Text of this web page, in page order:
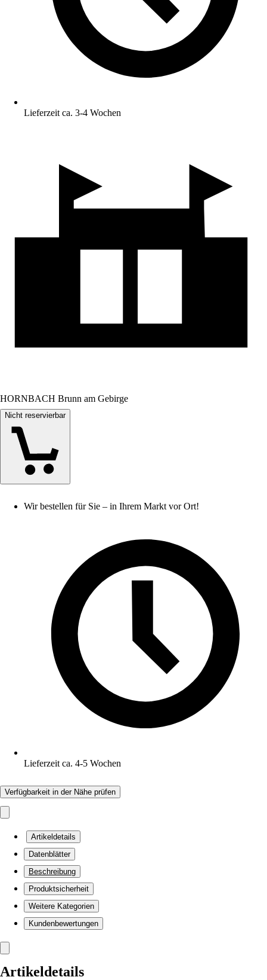
Lieferzeit ca. 3-4 Wochen
HORNBACH Brunn am Gebirge
Nicht reservierbar
Wir bestellen für Sie – in Ihrem Markt vor Ort!
Lieferzeit ca. 4-5 Wochen
Verfügbarkeit in der Nähe prüfen
Artikeldetails
Datenblätter
Beschreibung
Produktsicherheit
Weitere Kategorien
Kundenbewertungen
Artikeldetails